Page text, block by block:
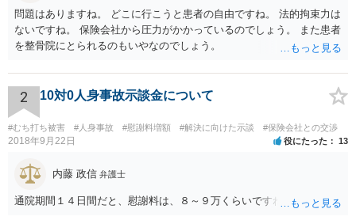
問題はありますね。 どこに行こうと患者の自由ですね。 法的拘束力は
ないですね。 保険会社から圧力がかかっているのでしょう。 また患者
を整骨院にとられるのもいやなのでしょう。
2 10対0人身事故示談金について
#むち打ち被害 #人身事故 #慰謝料増額 #解決に向けた示談 #保険会社との交渉
2018年9月22日 役にたった 13
内藤 政信 弁護士
通院期間１４日間だと、慰謝料は、８～９万くらいですね。